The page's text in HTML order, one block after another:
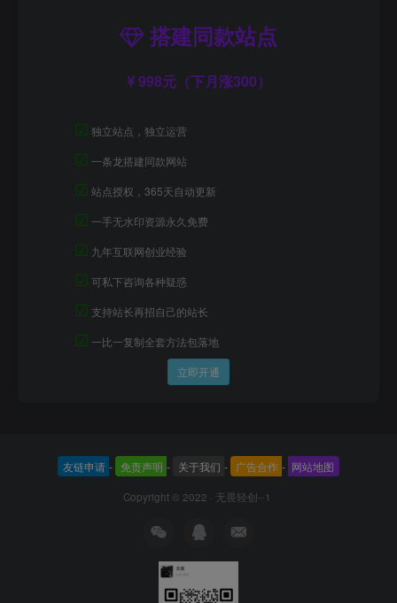
搭建同款站点
998元（下月涨300）
☑ 独立站点，独立运营
☑ 一条龙搭建同款网站
☑ 站点授权，365天自动更新
☑ 一手无水印资源永久免费
☑ 九年互联网创业经验
☑ 可私下咨询各种疑惑
☑ 支持站长再招自己的站长
☑ 一比一复制全套方法包落地
立即开通
友链申请 - 免责声明 - 关于我们 - 广告合作 - 网站地图
Copyright © 2022 · 无畏轻创--1